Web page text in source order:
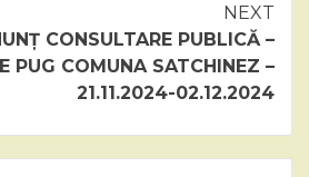
NEXT
CONSULTARE PUBLICĂ –
PUG COMUNA SATCHINEZ –
21.11.2024-02.12.2024